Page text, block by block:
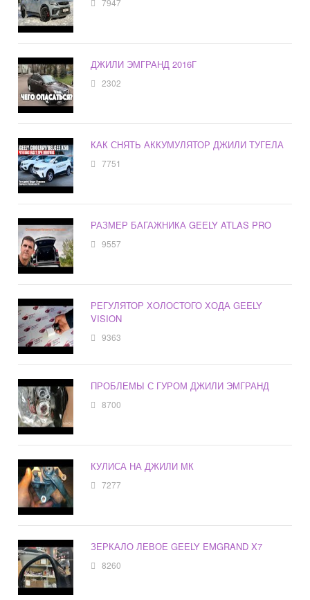
7947
ДЖИЛИ ЭМГРАНД 2016Г
2302
КАК СНЯТЬ АККУМУЛЯТОР ДЖИЛИ ТУГЕЛА
7751
РАЗМЕР БАГАЖНИКА GEELY ATLAS PRO
9557
РЕГУЛЯТОР ХОЛОСТОГО ХОДА GEELY
VISION
9363
ПРОБЛЕМЫ С ГУРОМ ДЖИЛИ ЭМГРАНД
8700
КУЛИСА НА ДЖИЛИ МК
7277
ЗЕРКАЛО ЛЕВОЕ GEELY EMGRAND X7
8260